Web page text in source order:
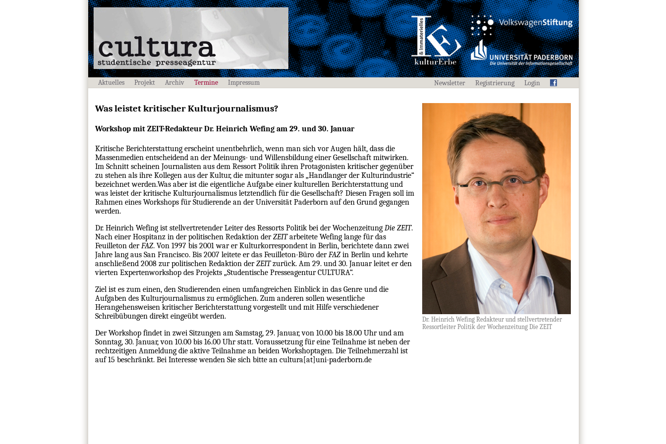
Aktuelles Projekt Archiv Termine Impressum Newsletter Registrierung Login
Dr. Heinrich Wefing Redakteur und stellvertretender
Ressortleiter Politik der Wochenzeitung Die ZEIT
Was leistet kritischer Kulturjournalismus?
Workshop mit ZEIT-Redakteur Dr. Heinrich Wefing am 29. und 30. Januar
Kritische Berichterstattung erscheint unentbehrlich, wenn man sich vor Augen hält, dass die
Massenmedien entscheidend an der Meinungs- und Willensbildung einer Gesellschaft mitwirken.
Im Schnitt scheinen Journalisten aus dem Ressort Politik ihren Protagonisten kritischer gegenüber
zu stehen als ihre Kollegen aus der Kultur, die mitunter sogar als „Handlanger der Kulturindustrie“
bezeichnet werden.Was aber ist die eigentliche Aufgabe einer kulturellen Berichterstattung und
was leistet der kritische Kulturjournalismus letztendlich für die Gesellschaft? Diesen Fragen soll im
Rahmen eines Workshops für Studierende an der Universität Paderborn auf den Grund gegangen
werden.
Dr. Heinrich Wefing ist stellvertretender Leiter des Ressorts Politik bei der Wochenzeitung Die ZEIT.
Nach einer Hospitanz in der politischen Redaktion derZEITarbeitete Wefing lange für das
Feuilleton der FAZ. Von 1997 bis 2001 war er Kulturkorrespondent in Berlin, berichtete dann zwei
Jahre lang aus San Francisco. Bis 2007 leitete er das Feuilleton-Büro der FAZin Berlin und kehrte
anschließend 2008 zur politischen Redaktion derZEITzurück. Am 29. und 30. Januar leitet er den
vierten Expertenworkshop des Projekts „Studentische Presseagentur CULTURA“.
Ziel ist es zum einen, den Studierenden einen umfangreichen Einblick in das Genre und die
Aufgaben des Kulturjournalismus zu ermöglichen. Zum anderen sollen wesentliche
Herangehensweisen kritischer Berichterstattung vorgestellt und mit Hilfe verschiedener
Schreibübungen direkt eingeübt werden.
Der Workshop findet in zwei Sitzungen am Samstag, 29. Januar, von 10.00 bis 18.00 Uhr und am
Sonntag, 30. Januar, von 10.00 bis 16.00 Uhr statt. Voraussetzung für eine Teilnahme ist neben der
rechtzeitigen Anmeldung die aktive Teilnahme an beiden Workshoptagen. Die Teilnehmerzahl ist
auf 15 beschränkt. Bei Interesse wenden Sie sich bitte an cultura[at]uni-paderborn.de